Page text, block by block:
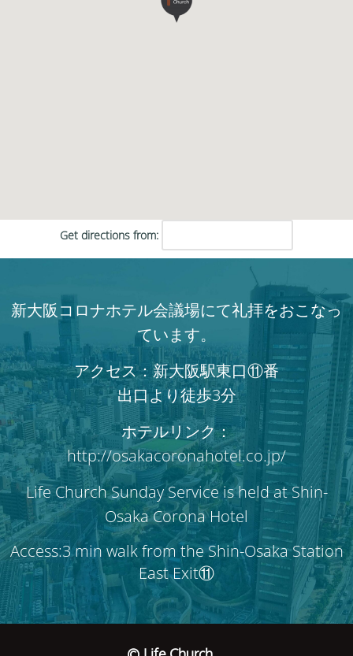
Get directions from:
新大阪コロナホテル会議場にて礼拝をおこなっ
ています。
アクセス：新大阪駅東口⑪番
出口より徒歩3分
ホテルリンク：
http://osakacoronahotel.co.jp/
Life Church Sunday Service is held at Shin-
Osaka Corona Hotel
Access:3 min walk from the Shin-Osaka Station
East Exit⑪